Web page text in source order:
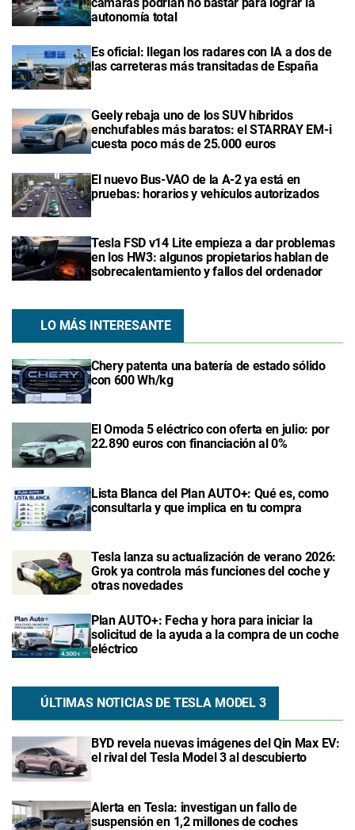
autonomía total
Es oficial: llegan los radares con IA a dos de
las carreteras más transitadas de España
Geely rebaja uno de los SUV híbridos
enchufables más baratos: el STARRAY EM-i
cuesta poco más de 25.000 euros
El nuevo Bus-VAO de la A-2 ya está en
pruebas: horarios y vehículos autorizados
Tesla FSD v14 Lite empieza a dar problemas
en los HW3: algunos propietarios hablan de
sobrecalentamiento y fallos del ordenador
LO MÁS INTERESANTE
Chery patenta una batería de estado sólido
con 600 Wh/kg
El Omoda 5 eléctrico con oferta en julio: por
22.890 euros con financiación al 0%
Lista Blanca del Plan AUTO+: Qué es, como
consultarla y que implica en tu compra
Tesla lanza su actualización de verano 2026:
Grok ya controla más funciones del coche y
otras novedades
Plan AUTO+: Fecha y hora para iniciar la
solicitud de la ayuda a la compra de un coche
eléctrico
ÚLTIMAS NOTICIAS DE TESLA MODEL 3
BYD revela nuevas imágenes del Qin Max EV:
el rival del Tesla Model 3 al descubierto
Alerta en Tesla: investigan un fallo de
suspensión en 1,2 millones de coches